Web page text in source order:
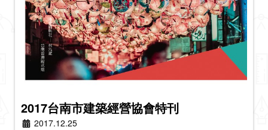
2017台南市建築經營協會特刊
2017.12.25